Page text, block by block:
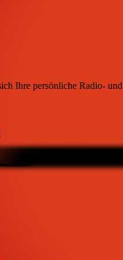
Ihre persönliche Radio-